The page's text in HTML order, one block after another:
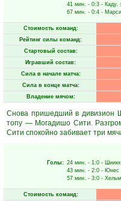
41 мин. - 0:3 - Каду,
67 мин. - 0:4 -
Стоимость команд:
Рейтинг силы команд:
Стартовый состав:
Игравший состав:
Сила в начале матча:
Сила в конце матча:
Владение мячом:
Снова пришедший в дивизион
топу — Могадишо Сити.
Сити спокойно забивает три
Голы: 24 мин. - 1:0 -
43 мин. - 2:0 - Юнес
57 мин. - 3:0 -
Стоимость команд: